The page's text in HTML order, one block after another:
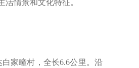
情景和文化特征。
家疃村，全长6.6公里。沿